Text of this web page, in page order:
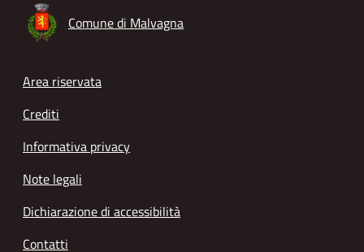
Comune di Malvagna
Footer menu
Area riservata
Crediti
Informativa privacy
Note legali
Dichiarazione di accessibilità
Contatti